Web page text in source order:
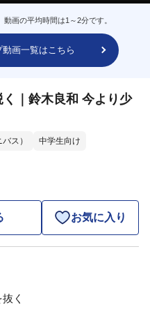
画の平均時間は1～2分です。
画一覧はこちら
｜鈴木良和 今より少
ス）
中学生向け
お気に入り
く